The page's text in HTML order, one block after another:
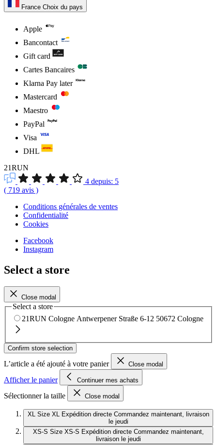
France Choix du pays
Apple
Bancontact
Gift card
Cartes Bancaires
Klarna Pay later
Mastercard
Maestro
PayPal
Visa
DHL
21RUN
4 depuis: 5
( 719 avis )
Conditions générales de ventes
Confidentialité
Cookies
Facebook
Instagram
Select a store
Close modal
Select a store
21RUN Cologne Antwerpener Straße 6-12 50672 Cologne
Confirm store selection
L’article a été ajouté à votre panier Close modal
Afficher le panier Continuer mes achats
Sélectionner la taille Close modal
XL Size XL Expédition directe Commandez maintenant, livraison
le jeudi
XS-S Size XS-S Expédition directe Commandez maintenant,
livraison le jeudi